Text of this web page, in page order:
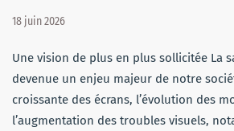
18 juin 2026
Une vision de plus en plus sollicitée La
devenue un enjeu majeur de notre
croissante des écrans, l’évolution des
l’augmentation des troubles visuels,